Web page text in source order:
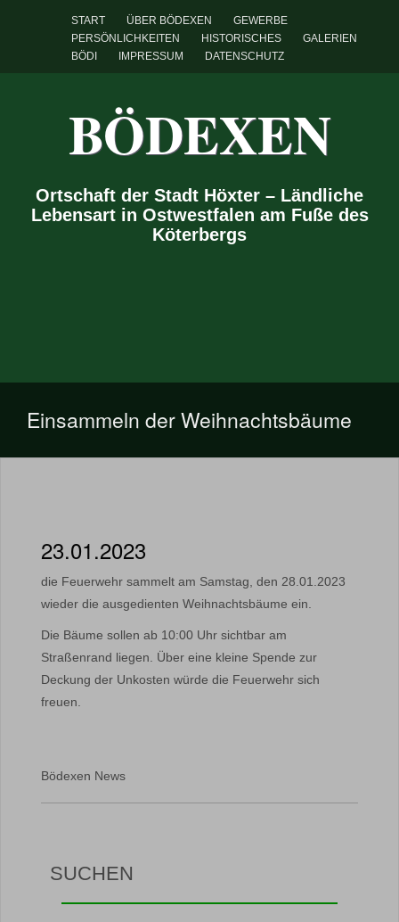
START ÜBER BÖDEXEN
GEWERBE
PERSÖNLICHKEITEN
HISTORISCHES
GALERIEN
BÖDI
IMPRESSUM DATENSCHUTZ
BÖDEXEN
Ortschaft der Stadt Höxter – Ländliche
Lebensart in Ostwestfalen am Fuße des
Köterbergs
Einsammeln der Weihnachtsbäume
23.01.2023
die Feuerwehr sammelt am Samstag, den 28.01.2023
wieder die ausgedienten Weihnachtsbäume ein.
Die Bäume sollen ab 10:00 Uhr sichtbar am
Straßenrand liegen. Über eine kleine Spende zur
Deckung der Unkosten würde die Feuerwehr sich
freuen.
Bödexen News
SUCHEN